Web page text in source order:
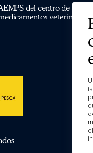
de
veterinarios
Una cookie o galleta informática es un pequeño archivo de información que se guarda en tu ordenador, “smartphone” o